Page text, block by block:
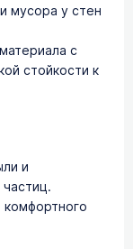
мусора у стен
с
стойкости к
и
комфортного